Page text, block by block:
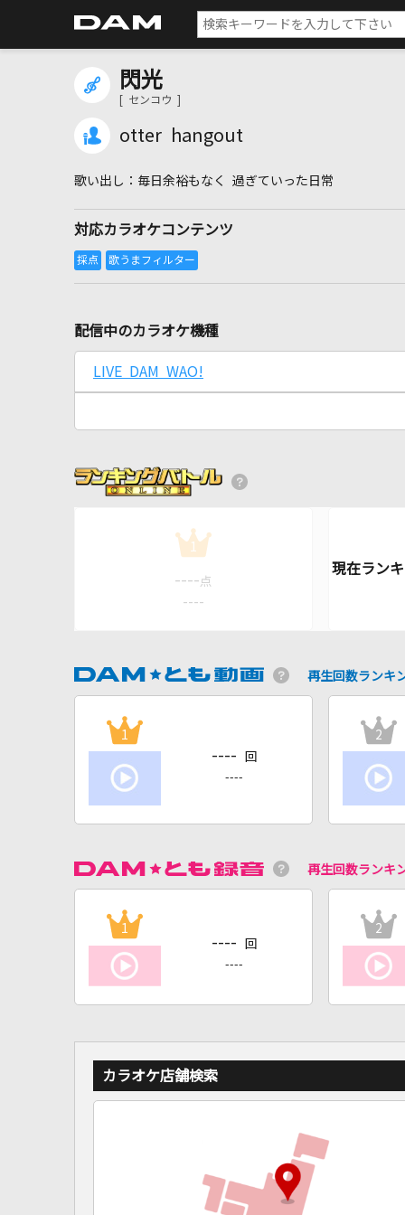
閃光
[ センコウ ]
otter hangout
毎日余裕もなく 過ぎていった日常
対応カラオケコンテンツ
配信中のカラオケ機種
LIVE DAM WAO!
1
---- 点
----
再生回数ランキ
1
---- 回
----
2
再生回数ランキ
1
---- 回
----
2
カラオケ店舗検索